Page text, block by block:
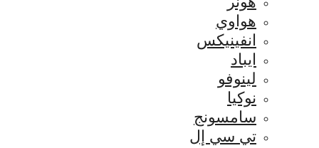
هواوي
انفينيكس
ايباد
لينوفو
نوكيا
سامسونج
تي سي إل